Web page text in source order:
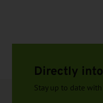
Directly
Stay up to date